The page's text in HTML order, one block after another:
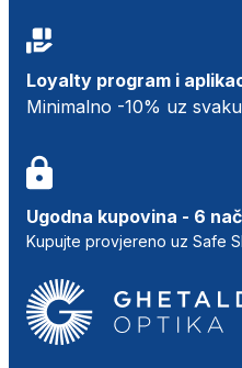
Loyalty program i
Minimalno -10% uz
Ugodna kupovina - 6
Kupujte provjereno uz Safe